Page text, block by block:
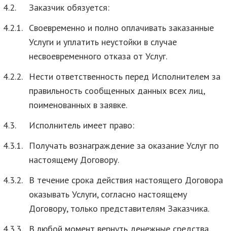
4.2.
Заказчик обязуется:
4.2.1. Своевременно и полно оплачивать заказанные
Услуги и уплатить неустойки в случае
несвоевременного отказа от Услуг.
4.2.2.
Нести ответственность перед Исполнителем за
правильность сообщенных данных всех лиц,
поименованных в заявке.
4.3.
Исполнитель имеет право:
4.3.1.
Получать вознаграждение за оказание Услуг по
настоящему Договору.
4.3.2.
В течение срока действия настоящего Договора
оказывать Услуги, согласно настоящему
Договору, только представителям Заказчика.